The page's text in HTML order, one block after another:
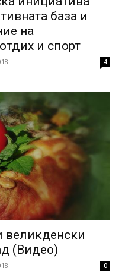
база и
на
и спорт
4
великденски
(Видео)
0